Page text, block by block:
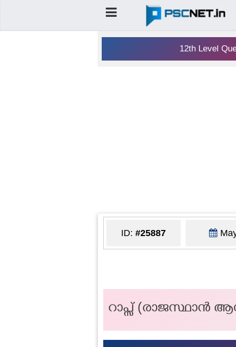
12th Level
ID: #25887
റാപ്സ് (രാജസ്ഥാൻ